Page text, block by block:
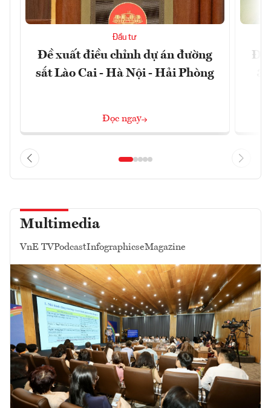
Đầu tư
Đề xuất điều chỉnh dự án đường
sắt Lào Cai - Hà Nội - Hải Phòng
Đọc ngay
Multimedia
VnE TVPodcastInfographicseMagazine